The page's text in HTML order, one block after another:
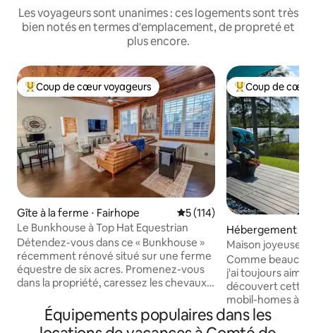
Les voyageurs sont unanimes : ces logements sont très
bien notés en termes d'emplacement, de propreté et
plus encore.
Coups de cœur voyageurs les plus appréciés
Coup de cœur voyageurs
Gîte à la ferme ⋅ Fairhope Évaluation moyenne sur la
5 (114)
Le Bunkhouse à Top Hat Equestrian
Détendez-vous dans ce « Bunkhouse »
récemment rénové situé sur une ferme
équestre de six acres. Promenez-vous
dans la propriété, caressez les chevaux
havre de paix – jacuzzi inclus ! Une
station de recharge pour véhicules
Coups de cœur
Coup de cœur
Hébergement ⋅
Maison joyeuse
Creek
Comme
j'ai toujours aimé
découvert cette
mobil-homes à
j'avais trouvé
un endroit
Équipements populaires dans les